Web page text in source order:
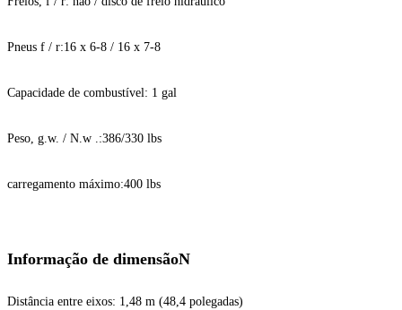
Pneus f / r:16 x 6-8 / 16 x 7-8
Capacidade de combustível: 1 gal
Peso, g.w. / N.w .:386/330 lbs
carregamento máximo:400 lbs
Informação de dimensãoN
Distância entre eixos: 1,48 m (48,4 polegadas)